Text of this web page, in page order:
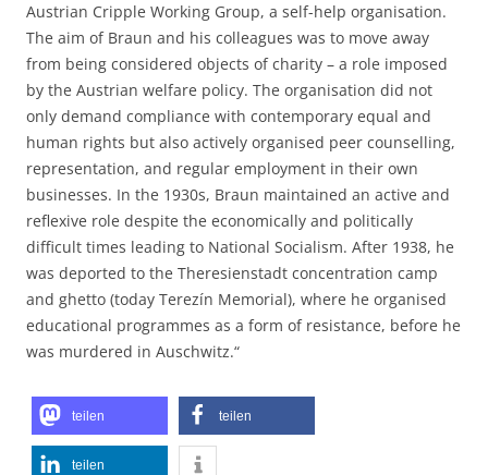
Austrian Cripple Working Group, a self-help organisation.
The aim of Braun and his colleagues was to move away
from being considered objects of charity – a role imposed
by the Austrian welfare policy. The organisation did not
only demand compliance with contemporary equal and
human rights but also actively organised peer counselling,
representation, and regular employment in their own
businesses. In the 1930s, Braun maintained an active and
reflexive role despite the economically and politically
difficult times leading to National Socialism. After 1938, he
was deported to the Theresienstadt concentration camp
and ghetto (today Terezín Memorial), where he organised
educational programmes as a form of resistance, before he
was murdered in Auschwitz.“
teilen teilen
teilen